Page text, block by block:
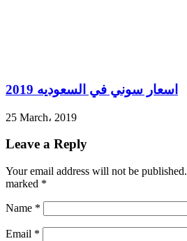
اسعار سوني في السعوديه 2019
25 March، 2019
Leave a Reply
Your email address will not be published.
marked *
Name *
Email *